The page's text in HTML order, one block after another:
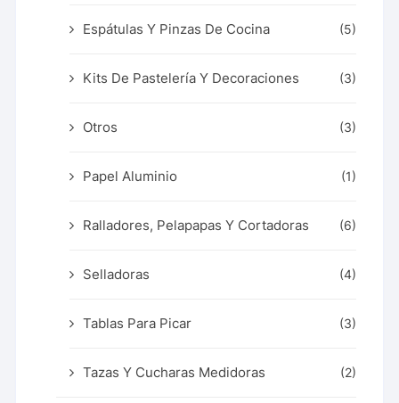
Espátulas Y Pinzas De Cocina (5)
Kits De Pastelería Y Decoraciones (3)
Otros (3)
Papel Aluminio (1)
Ralladores, Pelapapas Y Cortadoras (6)
Selladoras (4)
Tablas Para Picar (3)
Tazas Y Cucharas Medidoras (2)